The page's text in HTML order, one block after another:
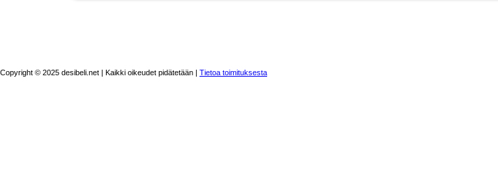
Copyright © 2025 desibeli.net | Kaikki oikeudet pidätetään | Tietoa toimituksesta